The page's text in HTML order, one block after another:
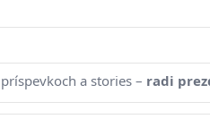
a stories – radi